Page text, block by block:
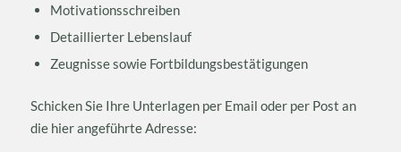
Motivationsschreiben
Detaillierter Lebenslauf
Zeugnisse sowie Fortbildungsbestätigungen
Schicken Sie Ihre Unterlagen per Email oder per Post an
die hier angeführte Adresse: